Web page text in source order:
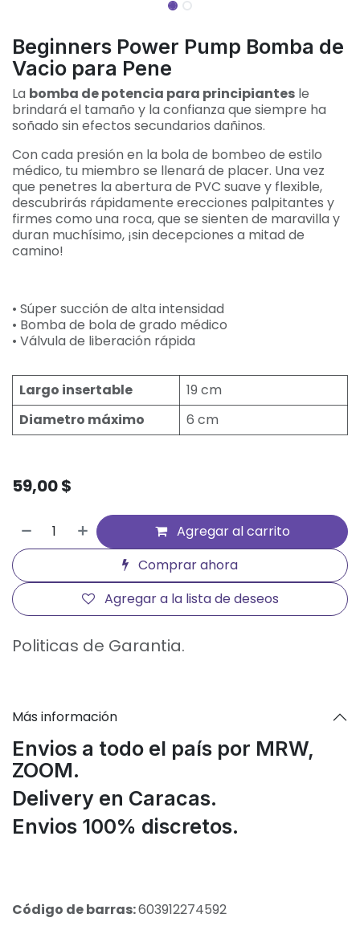
Beginners Power Pump Bomba de
Vacio para Pene
La bomba de potencia para principiantes le
brindará el tamaño y la confianza que siempre ha
soñado sin efectos secundarios dañinos.
Con cada presión en la bola de bombeo de estilo
médico, tu miembro se llenará de placer. Una vez
que penetres la abertura de PVC suave y flexible,
descubrirás rápidamente erecciones palpitantes y
firmes como una roca, que se sienten de maravilla y
duran muchísimo, ¡sin decepciones a mitad de
camino!
• Súper succión de alta intensidad
• Bomba de bola de grado médico
• Válvula de liberación rápida
Largo insertable
19 cm
Diametro máximo
6 cm
59,00$
Agregar al carrito
Comprar ahora
Agregar a la lista de deseos
Politicas de Garantia.
Más información
Envios a todo el país por MRW,
ZOOM.
Delivery en Caracas.
Envios 100% discretos.
Código de barras:603912274592